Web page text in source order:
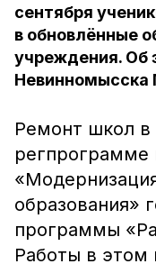
сентября
в обновлённые
учреждения. Об
Невинномысска
Ремонт школ в
регпрограмме
образования»
программы
Работы в этом